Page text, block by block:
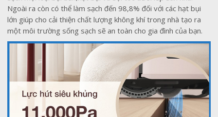
Ngoài ra còn có thể làm sạch đến 98,8% đối với các hạt bụi
lớn giúp cho cải thiện chất lượng không khí trong nhà tạo ra
một môi trường sống sạch sẽ an toàn cho gia đình của bạn.